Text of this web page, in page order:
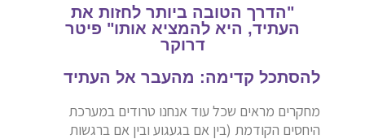
"הדרך הטובה ביותר לחזות את
העתיד, היא להמציא אותו" פיטר
דרוקר
להסתכל קדימה: מהעבר אל העתיד
מחקרים מראים שכל עוד אנחנו טרודים במערכת
היחסים הקודמת (בין אם בגעגוע ובין אם ברגשות